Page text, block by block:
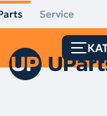
Service